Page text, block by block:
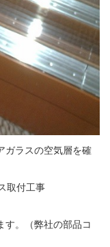
ガラスの空気層を確
す。（弊社の部品コ